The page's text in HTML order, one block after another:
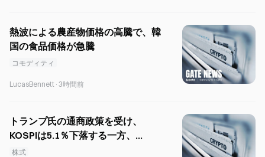
熱波による農産物価格の高騰で、韓
国の食品価格が急騰
コモディティ
LucasBennett · 3時間前
トランプ氏の通商政策を受け、
KOSPIは5.1％下落する一方、
KOSDAQは10.98％急騰
株式